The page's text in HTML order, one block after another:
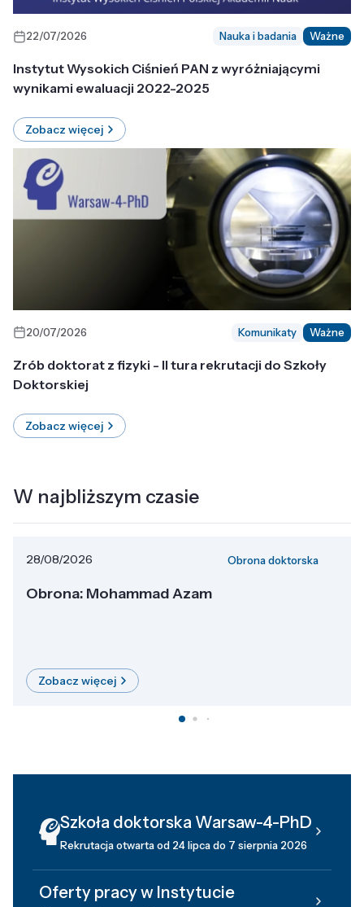
22/07/2026 Nauka i badania Ważne
Instytut Wysokich Ciśnień PAN z wyróżniającymi
wynikami ewaluacji 2022-2025
Zobacz więcej
20/07/2026 Komunikaty Ważne
Zrób doktorat z fizyki - II tura rekrutacji do Szkoły
Doktorskiej
Zobacz więcej
W najbliższym czasie
28/08/2026 Obrona doktorska
Obrona: Mohammad Azam
Zobacz więcej
Szkoła doktorska Warsaw-4-PhD
Rekrutacja otwarta od 24 lipca do 7 sierpnia 2026
Oferty pracy w Instytucie